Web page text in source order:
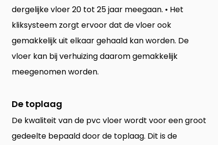
dergelijke vloer 20 tot 25 jaar meegaan. • Het
kliksysteem zorgt ervoor dat de vloer ook
gemakkelijk uit elkaar gehaald kan worden. De
vloer kan bij verhuizing daarom gemakkelijk
meegenomen worden.
De toplaag
De kwaliteit van de pvc vloer wordt voor een groot
gedeelte bepaald door de toplaag. Dit is de